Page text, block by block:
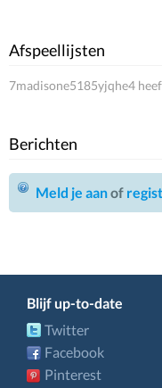
Afspeellijsten
7madisone5185yjqhe4
Berichten
Meld je aanof
Blijf up-to-date
Twitter
Facebook
Pinterest